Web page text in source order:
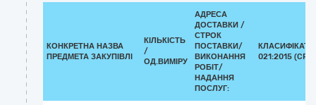
КОНКРЕТНА НАЗВА
ПРЕДМЕТА ЗАКУПІВЛІ
КІЛЬКІСТЬ
/
ОД.ВИМІРУ
АДРЕСА
ДОСТАВКИ /
СТРОК
ПОСТАВКИ/
ВИКОНАННЯ
РОБІТ/
НАДАННЯ
ПОСЛУГ:
021:2015 (CPV)